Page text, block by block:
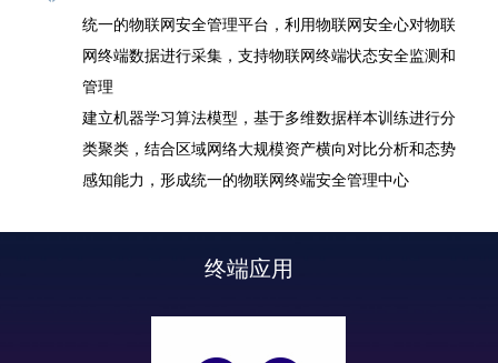
统一的物联网安全管理平台，利用物联网安全心对物联
网终端数据进行采集，支持物联网终端状态安全监测和
管理
建立机器学习算法模型，基于多维数据样本训练进行分
类聚类，结合区域网络大规模资产横向对比分析和态势
感知能力，形成统一的物联网终端安全管理中心
终端应用